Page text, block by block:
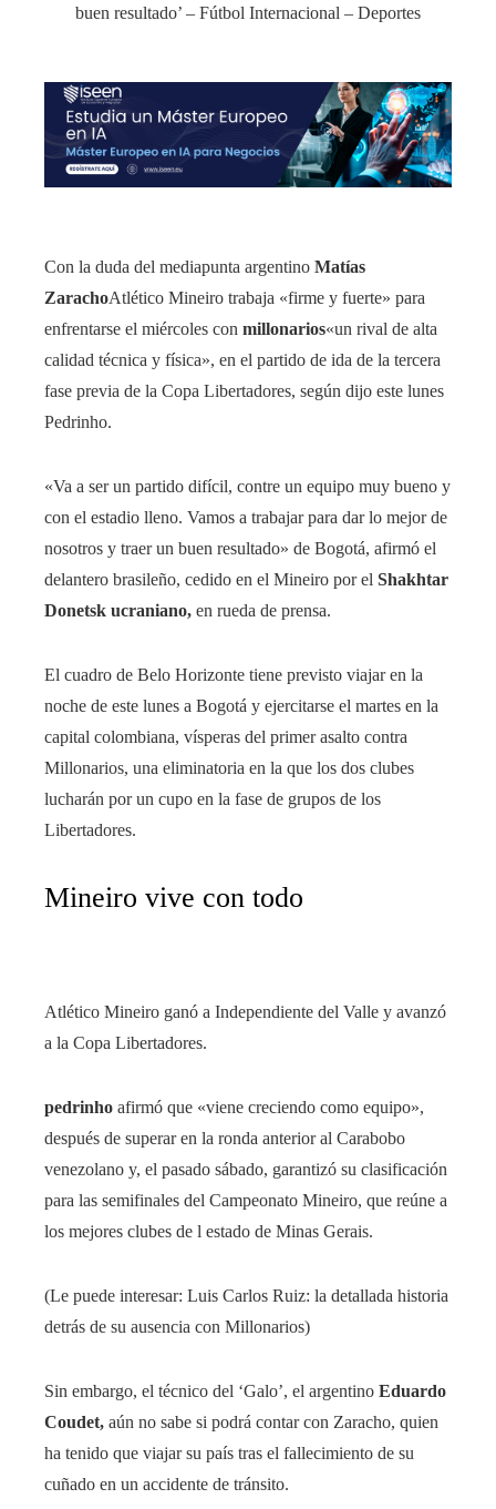
Con la duda del mediapunta argentino Matías
ZarachoAtlético Mineiro trabaja «firme y fuerte» para
enfrentarse el miércoles con millonarios«un rival de alta
calidad técnica y física», en el partido de ida de la tercera
fase previa de la Copa Libertadores, según dijo este lunes
Pedrinho.
«Va a ser un partido difícil, contre un equipo muy bueno y
con el estadio lleno. Vamos a trabajar para dar lo mejor de
nosotros y traer un buen resultado» de Bogotá, afirmó el
delantero brasileño, cedido en el Mineiro por el Shakhtar
Donetsk ucraniano, en rueda de prensa.
El cuadro de Belo Horizonte tiene previsto viajar en la
noche de este lunes a Bogotá y ejercitarse el martes en la
capital colombiana, vísperas del primer asalto contra
Millonarios, una eliminatoria en la que los dos clubes
lucharán por un cupo en la fase de grupos de los
Libertadores.
Mineiro vive con todo
Atlético Mineiro ganó a Independiente del Valle y avanzó
a la Copa Libertadores.
pedrinho afirmó que «viene creciendo como equipo»,
después de superar en la ronda anterior al Carabobo
venezolano y, el pasado sábado, garantizó su clasificación
para las semifinales del Campeonato Mineiro, que reúne a
los mejores clubes de l estado de Minas Gerais.
(Le puede interesar: Luis Carlos Ruiz: la detallada historia
detrás de su ausencia con Millonarios)
Sin embargo, el técnico del ‘Galo’, el argentino Eduardo
Coudet, aún no sabe si podrá contar con Zaracho, quien
ha tenido que viajar su país tras el fallecimiento de su
cuñado en un accidente de tránsito.